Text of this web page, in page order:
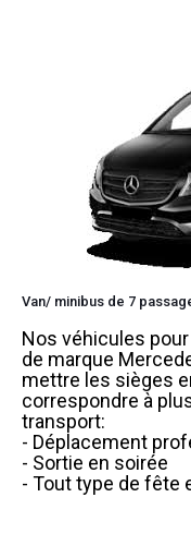
Van/ minibus de 7
Nos véhicules
de marque
mettre les sièges
correspondre à
transport:
- Déplacement
- Sortie en soirée
- Tout type de fête